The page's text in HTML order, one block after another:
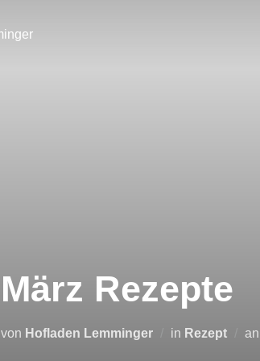
März Rezepte
von Hofladen Lemminger in Rezept an